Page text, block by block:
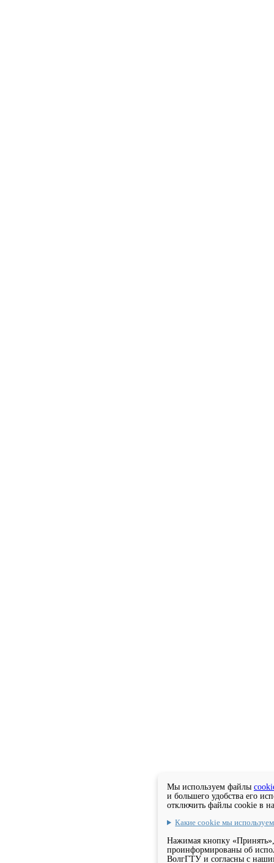
Мы используем файлы
и большего удобства его
отключить файлы cookie в
Какие cookie мы используем
Нажимая кнопку
проинформированы об
ВолгГТУ и согласны с